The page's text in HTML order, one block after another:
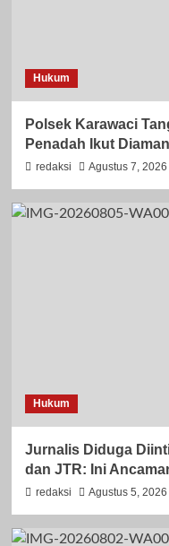
Hukum
Polsek Karawaci
Penadah Ikut
redaksi Agustus 7, 2026
Hukum
Jurnalis Diduga
dan JTR: Ini
redaksi Agustus 5, 2026